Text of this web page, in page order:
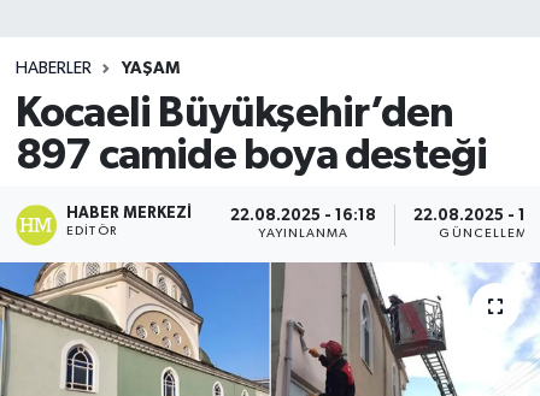
HABERLER YAŞAM
Kocaeli Büyükşehir’den
897 camide boya desteği
HABER MERKEZI
EDITÖR
22.08.2025 - 16:18
YAYINLANMA
22.08.2025 -
GÜNCELLEME
Teknoloji
TRABZON
TRABZONSPOR
Yaşam